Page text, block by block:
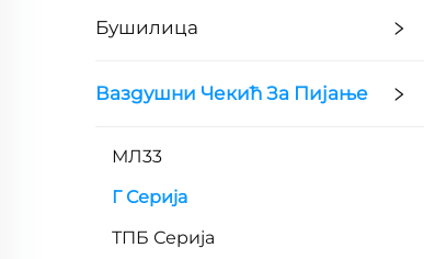
Бушилица
Ваздушни Чекић За Пијање
МЛ33
Г Серија
ТПБ Серија